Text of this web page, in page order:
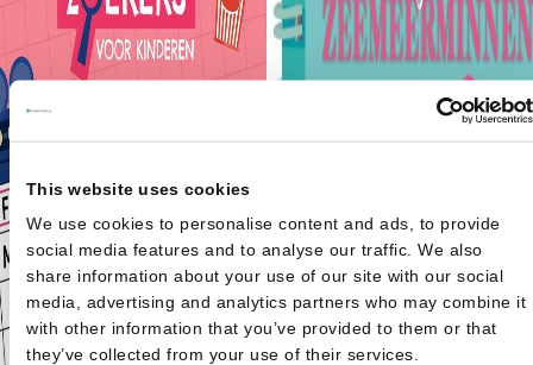
This website uses cookies
We use cookies to personalise content and ads, to provide
social media features and to analyse our traffic. We also
share information about your use of our site with our social
media, advertising and analytics partners who may combine it
with other information that you’ve provided to them or that
they’ve collected from your use of their services.